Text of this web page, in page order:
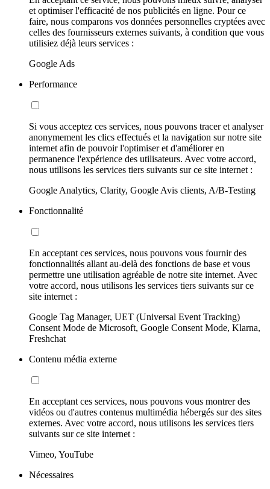
et optimiser l'efficacité de nos publicités en ligne. Pour ce
faire, nous comparons vos données personnelles cryptées avec
celles des fournisseurs externes suivants, à condition que vous
utilisiez déjà leurs services :
Google Ads
Performance
Si vous acceptez ces services, nous pouvons tracer et analyser
anonymement les clics effectués et la navigation sur notre site
internet afin de pouvoir l'optimiser et d'améliorer en
permanence l'expérience des utilisateurs. Avec votre accord,
nous utilisons les services tiers suivants sur ce site internet :
Google Analytics, Clarity, Google Avis clients, A/B-Testing
Fonctionnalité
En acceptant ces services, nous pouvons vous fournir des
fonctionnalités allant au-delà des fonctions de base et vous
permettre une utilisation agréable de notre site internet. Avec
votre accord, nous utilisons les services tiers suivants sur ce
site internet :
Google Tag Manager, UET (Universal Event Tracking)
Consent Mode de Microsoft, Google Consent Mode, Klarna,
Freshchat
Contenu média externe
En acceptant ces services, nous pouvons vous montrer des
vidéos ou d'autres contenus multimédia hébergés sur des sites
externes. Avec votre accord, nous utilisons les services tiers
suivants sur ce site internet :
Vimeo, YouTube
Nécessaires